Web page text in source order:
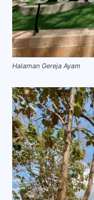
Halaman Gereja Ayam